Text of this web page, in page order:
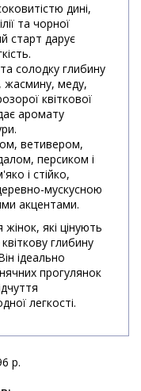
дині,
та чорної
старт дарує
солодку глибину
жасмину, меду,
квіткової
аромату
ветивером,
персиком і
і стійко,
мускусною
акцентами.
які цінують
глибину
ідеально
прогулянок
легкості.
р.